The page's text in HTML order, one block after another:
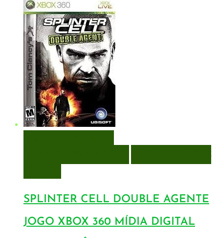
SPLINTER CELL DOUBLE AGENTE
JOGO XBOX 360 MÍDIA DIGITAL